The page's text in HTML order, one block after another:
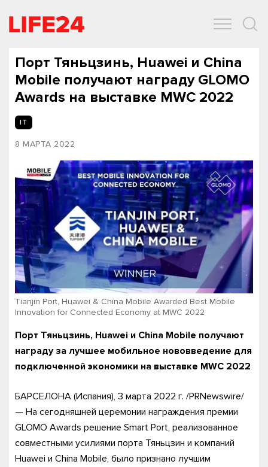
Порт Тяньцзинь, Huawei и China
Mobile получают награду GLOMO
Awards на выставке MWC 2022
IT
8 МАРТА 2022
Tianjin Port, Huawei & China Mobile Awarded Best Mobile
Innovation for Connected Economy at MWC 2022
Порт Тяньцзинь, Huawei и China Mobile получают
награду за лучшее мобильное нововведение для
подключенной экономики на выставке MWC 2022
БАРСЕЛОНА (Испания), 3 марта 2022 г. /PRNewswire/
— На сегодняшней церемонии награждения премии
GLOMO Awards решение Smart Port, реализованное
совместными усилиями порта Тяньцзин и компаний
Huawei и China Mobile, было признано лучшим